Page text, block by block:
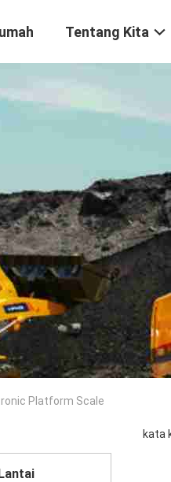
Tentang Kita
Platform Scale
kata